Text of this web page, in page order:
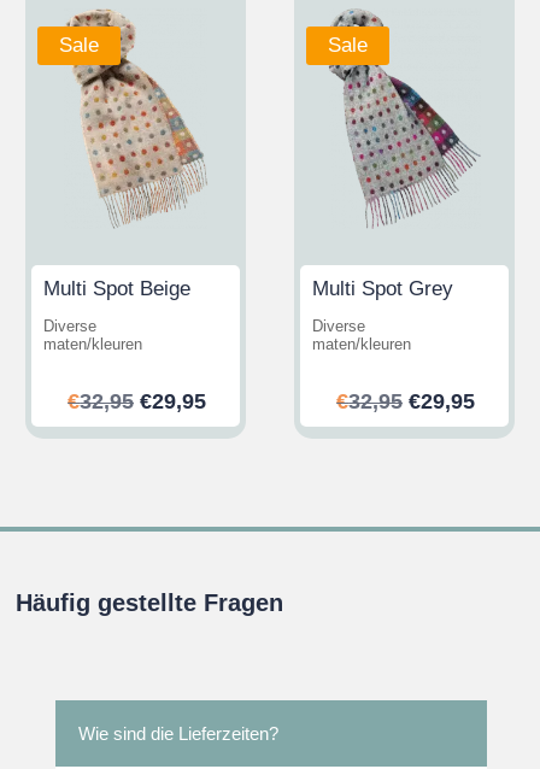
Sale
Multi Spot Beige
Diverse
maten/kleuren
€32,95 Ursprünglicher
Preis
€29,95Aktueller
Preis
Sale
Multi Spot Grey
Diverse
maten/kleuren
€32,95
Preis
€29,95
Preis
Häufig gestellte Fragen
Wie sind die Lieferzeiten?